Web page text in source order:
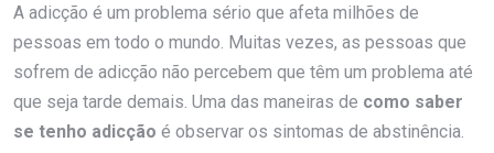
A adicção é um problema sério que afeta milhões de
pessoas em todo o mundo. Muitas vezes, as pessoas que
sofrem de adicção não percebem que têm um problema até
que seja tarde demais. Uma das maneiras de como saber
se tenho adicção é observar os sintomas de abstinência.